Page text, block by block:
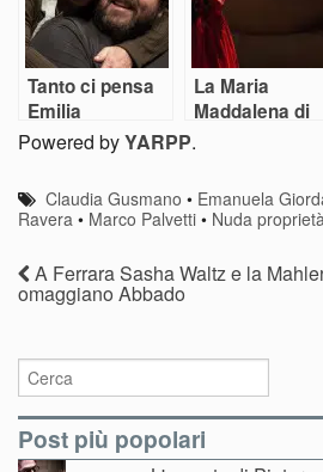
Tanto ci pensa
Emilia
La Maria
Maddalena di
prendere o
lasciare
Powered byYARPP.
Claudia Gusmano • Emanuela
Ravera • Marco Palvetti • Nuda
A Ferrara Sasha Waltz e la
omaggiano Abbado
Post più popolari